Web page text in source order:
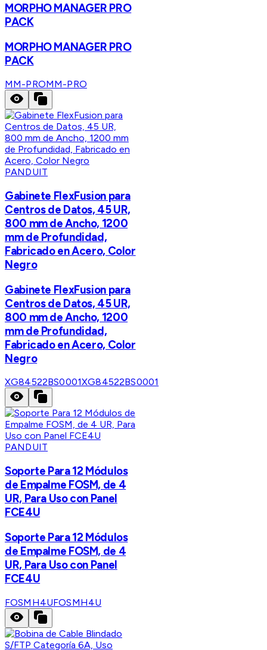
MORPHO MANAGER PRO
PACK
MORPHO MANAGER PRO
PACK
MM-PROMM-PRO
PANDUIT
Gabinete FlexFusion para
Centros de Datos, 45 UR,
800 mm de Ancho, 1200
mm de Profundidad,
Fabricado en Acero, Color
Negro
Gabinete FlexFusion para
Centros de Datos, 45 UR,
800 mm de Ancho, 1200
mm de Profundidad,
Fabricado en Acero, Color
Negro
XG84522BS0001XG84522BS0001
PANDUIT
Soporte Para 12 Módulos
de Empalme FOSM, de 4
UR, Para Uso con Panel
FCE4U
Soporte Para 12 Módulos
de Empalme FOSM, de 4
UR, Para Uso con Panel
FCE4U
FOSMH4UFOSMH4U